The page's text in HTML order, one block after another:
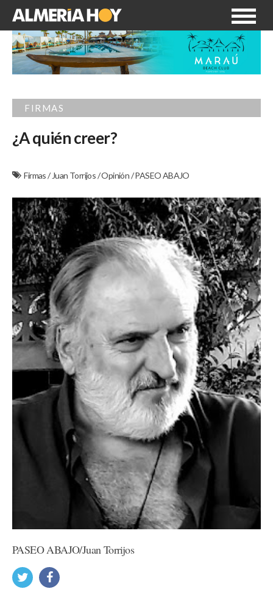
FIRMAS
¿A quién creer?
Firmas/ Juan Torrijos/Opinión/PASEO ABAJO
PASEO ABAJO/Juan Torrijos